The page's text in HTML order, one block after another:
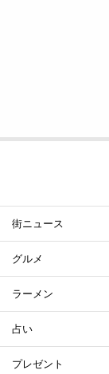
街ニュース
グルメ
ラーメン
占い
プレゼント